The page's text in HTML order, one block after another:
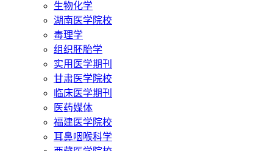
生物化学
湖南医学院校
毒理学
组织胚胎学
实用医学期刊
甘肃医学院校
临床医学期刊
医药媒体
福建医学院校
耳鼻咽喉科学